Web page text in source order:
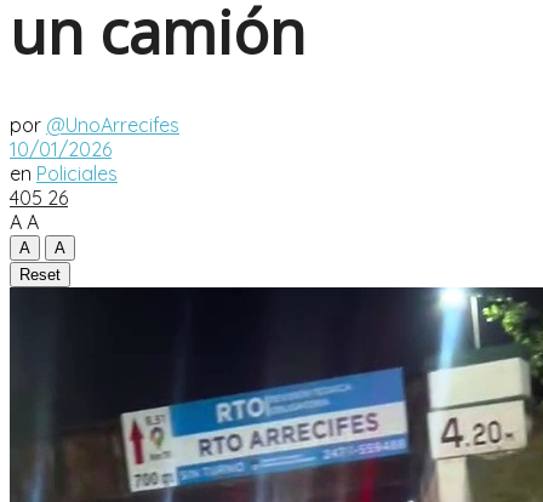
un camión
por @UnoArrecifes
10/01/2026
en Policiales
405 26
A A
A
A
Reset